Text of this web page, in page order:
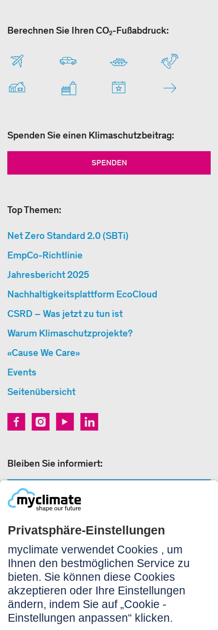
Berechnen Sie Ihren CO₂-Fußabdruck:
Spenden Sie einen Klimaschutzbeitrag:
SPENDEN
Top Themen:
Net Zero Standard 2.0 (SBTi)
EmpCo-Richtlinie
Jahresbericht 2025
Nachhaltigkeitsplattform EcoCloud
CSRD – Was jetzt zu tun ist
Warum Klimaschutzprojekte?
«Cause We Care»
Events
Seitenübersicht
Bleiben Sie informiert:
Rechtliches:
Impressum
Nutzungshinweis
AGB
Datenschutz